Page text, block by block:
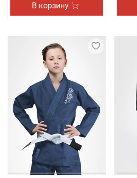
В корзину